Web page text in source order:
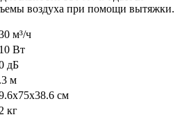
воздуха при помощи вытяжки.
м³/ч
Вт
дБ
м
см
кг